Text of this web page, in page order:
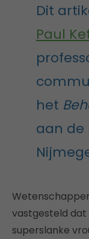
Dit
Paul
het
aan de
vastgesteld dat
superslanke